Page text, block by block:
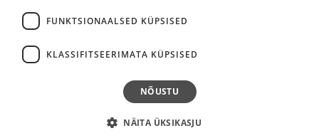
Valukoja 10, 11415 Tallinn
Lurichi maja
residences@mainorulemiste.ee
Klienditugi (24 h)
Külasta veebilehte
FUNKTSIONAALSED KÜPSISED
KLASSIFITSEERIMATA KÜPSISED
NÕUSTU
NÄITA ÜKSIKASJU